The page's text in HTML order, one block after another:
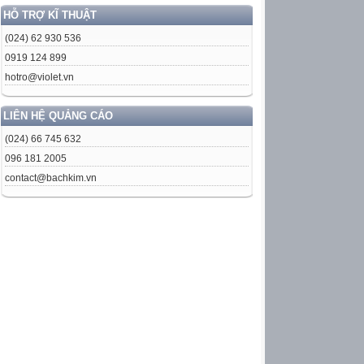
HỖ TRỢ KĨ THUẬT
(024) 62 930 536
0919 124 899
hotro@violet.vn
LIÊN HỆ QUẢNG CÁO
(024) 66 745 632
096 181 2005
contact@bachkim.vn